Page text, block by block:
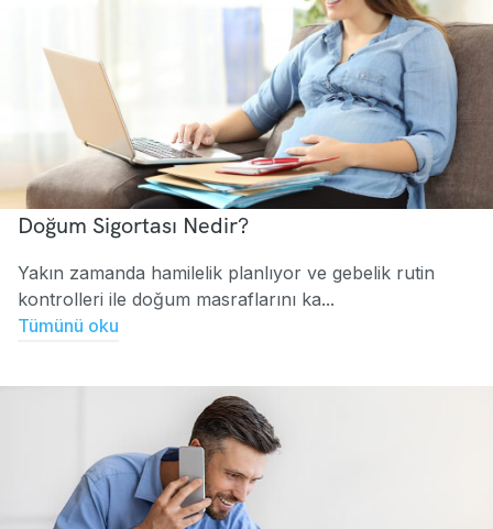
Doğum Sigortası Nedir?
Yakın zamanda hamilelik planlıyor ve gebelik rutin
kontrolleri ile doğum masraflarını ka...
Tümünü oku